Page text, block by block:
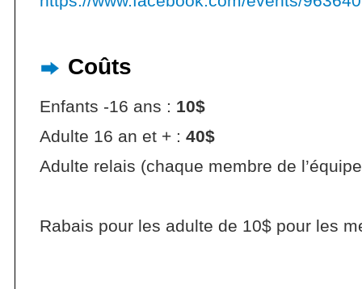
Coûts
Enfants -16 ans : 10$
Adulte 16 an et + : 40$
Adulte relais (chaque membre de
Rabais pour les adulte de 10$ pour les